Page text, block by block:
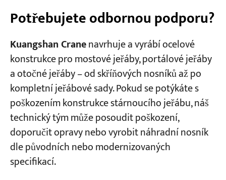
Potřebujete odbornou podporu?
Kuangshan Cranenavrhuje a vyrábí ocelové
konstrukce pro mostové jeřáby, portálové jeřáby
a otočné jeřáby – od skříňových nosníků až po
kompletní jeřábové sady. Pokud se potýkáte s
poškozením konstrukce stárnoucího jeřábu, náš
technický tým může posoudit poškození,
doporučit opravy nebo vyrobit náhradní nosník
dle původních nebo modernizovaných
specifikací.